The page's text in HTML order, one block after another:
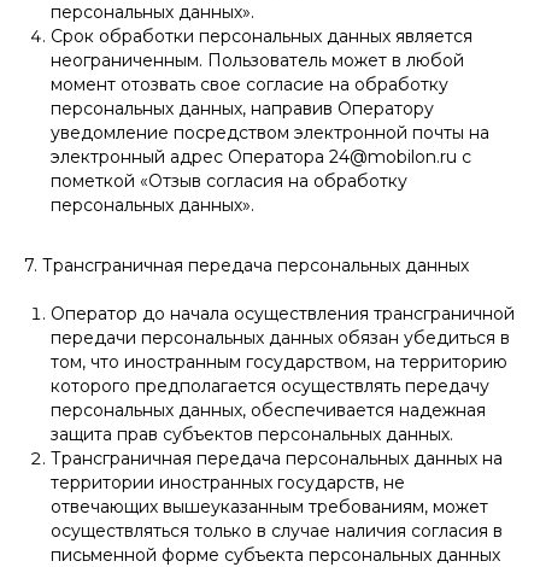
персональных данных».
Срок обработки персональных данных является
неограниченным. Пользователь может в любой
момент отозвать свое согласие на обработку
персональных данных, направив Оператору
уведомление посредством электронной почты на
электронный адрес Оператора 24@mobilon.ru с
пометкой «Отзыв согласия на обработку
персональных данных».
7. Трансграничная передача персональных данных
Оператор до начала осуществления трансграничной
передачи персональных данных обязан убедиться в
том, что иностранным государством, на территорию
которого предполагается осуществлять передачу
персональных данных, обеспечивается надежная
защита прав субъектов персональных данных.
Трансграничная передача персональных данных на
территории иностранных государств, не
отвечающих вышеуказанным требованиям, может
осуществляться только в случае наличия согласия в
письменной форме субъекта персональных данных